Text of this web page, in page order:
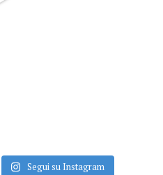
Segui su Instagram